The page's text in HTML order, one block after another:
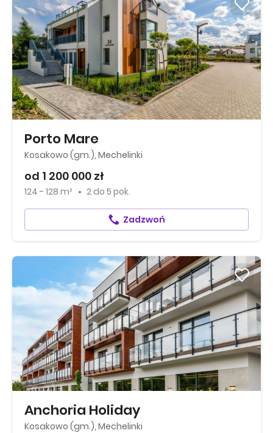
Porto Mare
Kosakowo (gm.), Mechelinki
od 1 200 000 zł
124 - 128 m² 2 do 5 pok.
Zadzwoń
Anchoria Holiday
Kosakowo (gm.), Mechelinki